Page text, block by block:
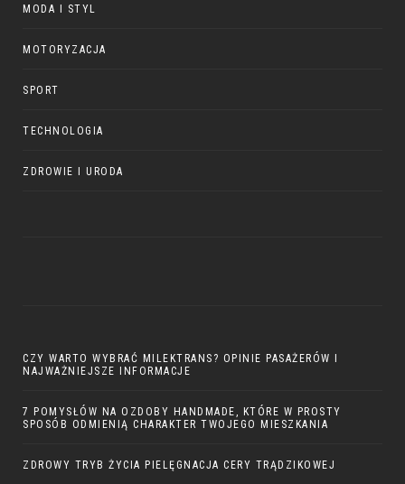
MODA I STYL
MOTORYZACJA
SPORT
TECHNOLOGIA
ZDROWIE I URODA
CZY WARTO WYBRAĆ MILEKTRANS? OPINIE PASAŻERÓW I
NAJWAŻNIEJSZE INFORMACJE
7 POMYSŁÓW NA OZDOBY HANDMADE, KTÓRE W PROSTY
SPOSÓB ODMIENIĄ CHARAKTER TWOJEGO MIESZKANIA
ZDROWY TRYB ŻYCIA PIELĘGNACJA CERY TRĄDZIKOWEJ